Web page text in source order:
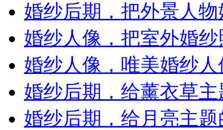
婚纱后期，把外景人物
婚纱人像，把室外婚
婚纱人像，唯美婚纱
婚纱后期，给薰衣草
婚纱后期，给月亮主